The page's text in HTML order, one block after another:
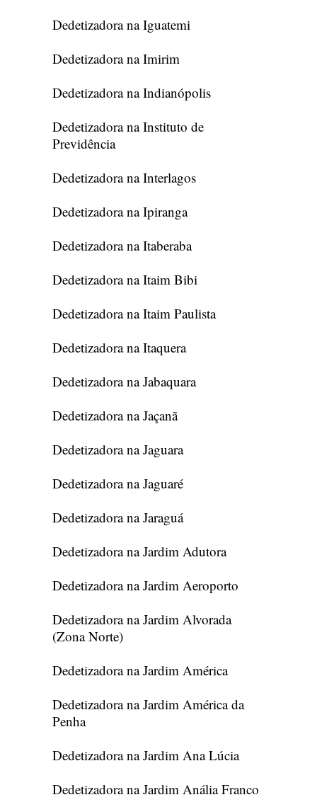
Dedetizadora na Iguatemi
Dedetizadora na Imirim
Dedetizadora na Indianópolis
Dedetizadora na Instituto de
Previdência
Dedetizadora na Interlagos
Dedetizadora na Ipiranga
Dedetizadora na Itaberaba
Dedetizadora na Itaim Bibi
Dedetizadora na Itaim Paulista
Dedetizadora na Itaquera
Dedetizadora na Jabaquara
Dedetizadora na Jaçanã
Dedetizadora na Jaguara
Dedetizadora na Jaguaré
Dedetizadora na Jaraguá
Dedetizadora na Jardim Adutora
Dedetizadora na Jardim Aeroporto
Dedetizadora na Jardim Alvorada
(Zona Norte)
Dedetizadora na Jardim América
Dedetizadora na Jardim América da
Penha
Dedetizadora na Jardim Ana Lúcia
Dedetizadora na Jardim Anália Franco